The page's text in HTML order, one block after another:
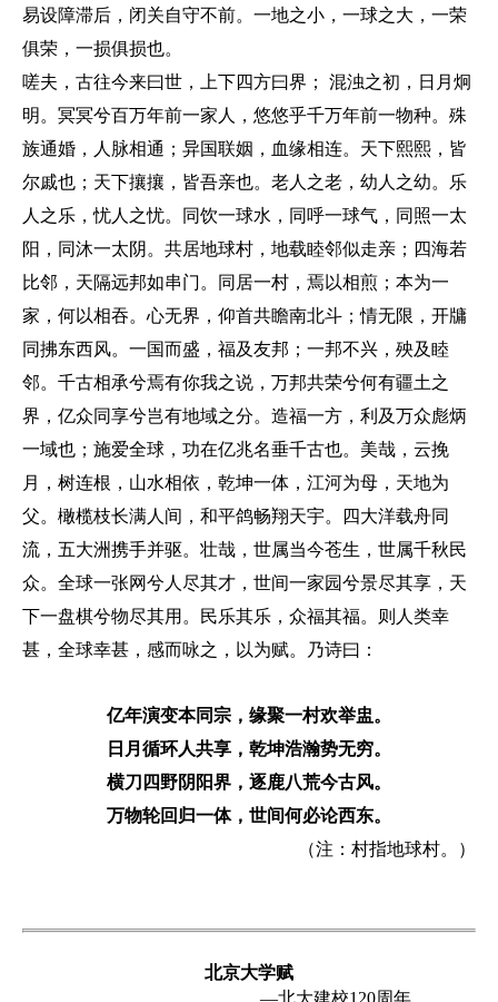
易设障滞后，闭关自守不前。一地之小，一球之大，一荣
俱荣，一损俱损也。
嗟夫，古往今来曰世，上下四方曰界； 混浊之初，日月炯
明。冥冥兮百万年前一家人，悠悠乎千万年前一物种。殊
族通婚，人脉相通；异国联姻，血缘相连。天下熙熙，皆
尔戚也；天下攘攘，皆吾亲也。老人之老，幼人之幼。乐
人之乐，忧人之忧。同饮一球水，同呼一球气，同照一太
阳，同沐一太阴。共居地球村，地载睦邻似走亲；四海若
比邻，天隔远邦如串门。同居一村，焉以相煎；本为一
家，何以相吞。心无界，仰首共瞻南北斗；情无限，开牗
同拂东西风。一国而盛，福及友邦；一邦不兴，殃及睦
邻。千古相承兮焉有你我之说，万邦共荣兮何有疆土之
界，亿众同享兮岂有地域之分。造福一方，利及万众彪炳
一域也；施爱全球，功在亿兆名垂千古也。美哉，云挽
月，树连根，山水相依，乾坤一体，江河为母，天地为
父。橄榄枝长满人间，和平鸽畅翔天宇。四大洋载舟同
流，五大洲携手并驱。壮哉，世属当今苍生，世属千秋民
众。全球一张网兮人尽其才，世间一家园兮景尽其享，天
下一盘棋兮物尽其用。民乐其乐，众福其福。则人类幸
甚，全球幸甚，感而咏之，以为赋。乃诗曰：
亿年演变本同宗，缘聚一村欢举盅。
日月循环人共享，乾坤浩瀚势无穷。
横刀四野阴阳界，逐鹿八荒今古风。
万物轮回归一体，世间何必论西东。
（注：村指地球村。）
北京大学赋
—北大建校120周年